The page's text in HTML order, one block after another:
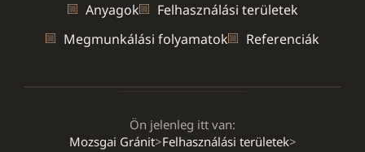
Anyagok
Felhasználási területek
Megmunkálási folyamatok
Referenciák
Ön jelenleg itt van:
Mozsgai Gránit>Felhasználási területek>